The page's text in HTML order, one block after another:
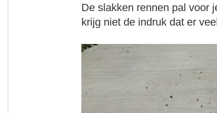
De slakken rennen pal voor
krijg niet de indruk dat er